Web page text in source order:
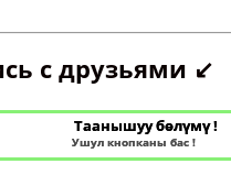
с друзьями ↙️
Таанышуу бөлүмү !
Ушул кнопканы бас !